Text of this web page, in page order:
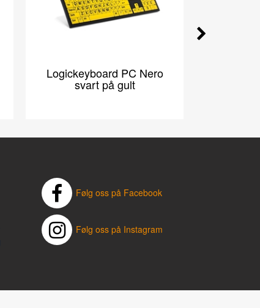
Logickeyboard PC Nero
svart på gult
Følg oss på Facebook
Følg oss på Instagram